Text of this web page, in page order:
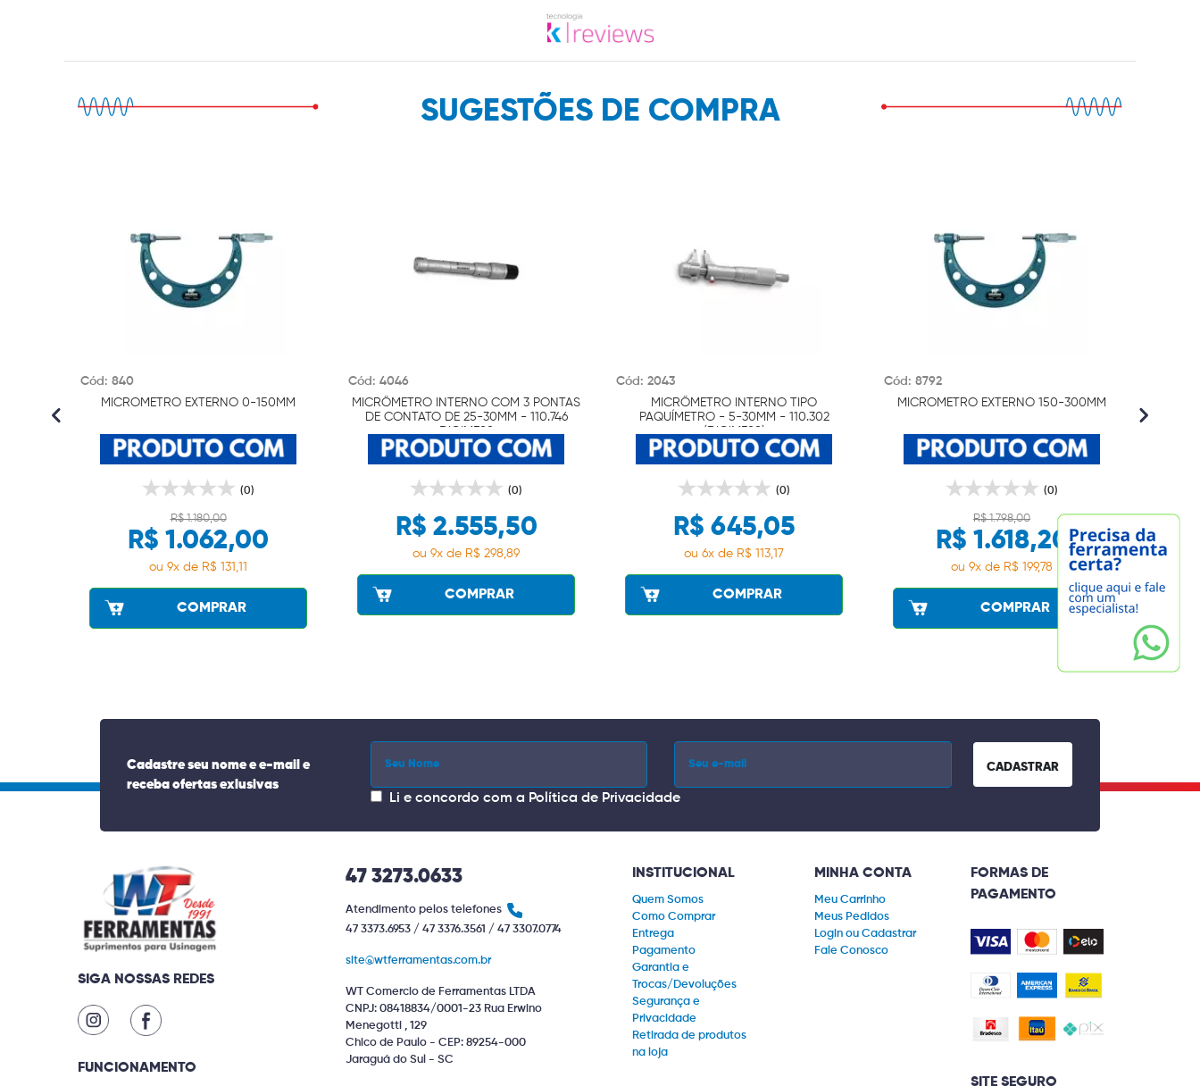
SUGESTÕES DE COMPRA
Cód: 840
MICROMETRO EXTERNO 0-150MM
(0)
R$ 1.180,00
R$ 1.062,00
ou 9x de R$ 131,11
COMPRAR
Cód: 4046
MICRÔMETRO INTERNO COM 3 PONTAS
DE CONTATO DE 25-30MM - 110.746
DIGIMESS
(0)
R$ 2.555,50
ou 9x de R$ 298,89
COMPRAR
Cód: 2043
MICRÔMETRO INTERNO TIPO
PAQUÍMETRO - 5-30MM - 110.302
(DIGIMESS)
(0)
R$ 645,05
ou 6x de R$ 113,17
COMPRAR
Cód: 8792
MICROMETRO EXTERNO 150-300MM
(0)
R$ 1.798,00
R$ 1.618,20
ou 9x de R$ 199,78
COMPRAR
Cadastre seu nome e e-mail e
receba ofertas exlusivas
CADASTRAR
Li e concordo com a Política de Privacidade
SIGA NOSSAS REDES
FUNCIONAMENTO
47 3273.0633
Atendimento pelos telefones
47 3373.6953 / 47 3376.3561 / 47 3307.0774
site@wtferramentas.com.br
WT Comercio de Ferramentas LTDA
CNPJ: 08418834/0001-23 Rua Erwino
Menegotti , 129
Chico de Paulo - CEP: 89254-000
Jaraguá do Sul - SC
INSTITUCIONAL
Quem Somos
Como Comprar
Entrega
Pagamento
Garantia e
Trocas/Devoluções
Segurança e
Privacidade
Retirada de produtos
na loja
MINHA CONTA
Meu Carrinho
Meus Pedidos
Login ou Cadastrar
Fale Conosco
FORMAS DE
PAGAMENTO
SITE SEGURO